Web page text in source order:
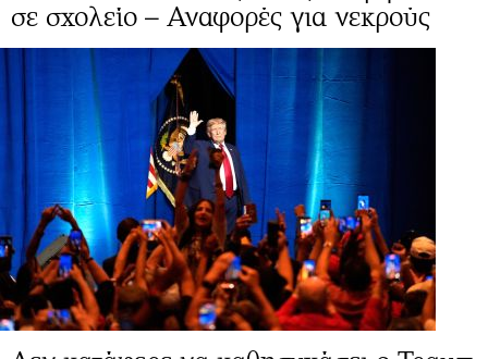
σε σχολείο – Αναφορές για νεκρούς